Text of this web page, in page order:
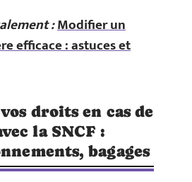
:Modifier un
efficace : astuces et
droits en cas de
la SNCF :
bagages